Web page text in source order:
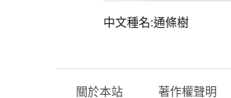
中文種名:通條樹
關於本站 著作權聲明